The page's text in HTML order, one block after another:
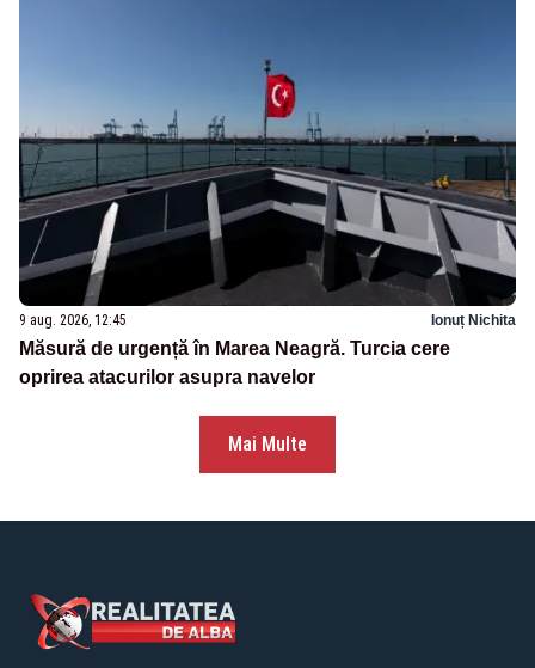
9 aug. 2026, 12:45 Ionuț Nichita
Măsură de urgență în Marea Neagră. Turcia cere
oprirea atacurilor asupra navelor
Mai Multe